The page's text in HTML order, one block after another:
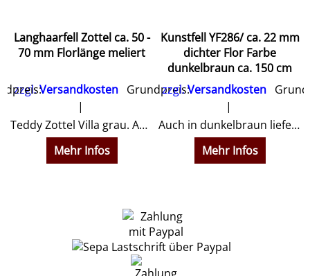
Langhaarfell Zottel ca. 50 -
70 mm Florlänge meliert
zzgl.Versandkosten Grundpreis:
Teddy Zottel Villa grau. Auch als Meterware erhältlich.
Mehr Infos
Kunstfell YF286/ ca. 22 mm
dichter Flor Farbe
dunkelbraun ca. 150 cm
zzgl.Versandkosten
Auch in dunkelbraun lieferbar.
Mehr Infos